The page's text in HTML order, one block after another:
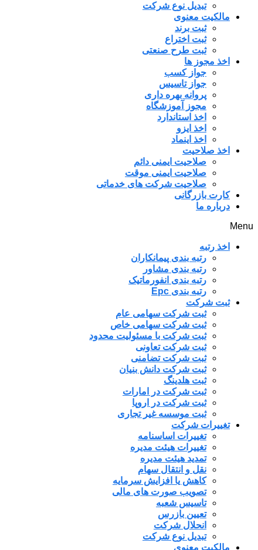
تبدیل نوع شرکت
مالکیت معنوی
ثبت برند
ثبت اختراع
ثبت طرح صنعتی
اخذ مجوز ها
جواز کسب
جواز تاسیس
پروانه بهره داری
مجوز آموزشگاه
اخذ استاندارد
اخذ ایزو
اخذ اینماد
اخذ صلاحیت
صلاحیت ایمنی دائم
صلاحیت ایمنی موقت
صلاحیت شرکت های خدماتی
کارت بازرگانی
درباره ما
Menu
اخذ رتبه
رتبه بندی پیمانکاران
رتبه بندی مشاور
رتبه بندی انفورماتیک
رتبه بندی Epc
ثبت شرکت
ثبت شرکت سهامی عام
ثبت شرکت سهامی خاص
ثبت شرکت با مسئولیت محدود
ثبت شرکت تعاونی
ثبت شرکت تضامنی
ثبت شرکت دانش بنیان
ثبت هلدینگ
ثبت شرکت در امارات
ثبت شرکت در اروپا
ثبت موسسه غیر تجاری
تغییرات شرکت
تغییرات اساسنامه
تغییرات هیئت مدیره
تمدید هیئت مدیره
نقل و انتقال سهام
کاهش یا افزایش سرمایه
تصویب صورت های مالی
تاسیس شعبه
تعیین بازرس
انحلال شرکت
تبدیل نوع شرکت
مالکیت معنوی